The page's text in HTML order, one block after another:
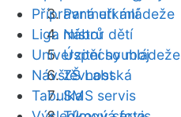
Partneři mládeže
Nábor dětí
Úspěchy mládeže
ZŠ Labská
SMS servis
Přípravná utkání
Liga mistrů
Univerzitní souboj
Návštěvnost
Tabulka